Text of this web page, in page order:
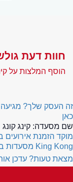
חוות דעת
הוסף המלצות על
זה העסק שלך? מגיעה
כאן
שם מסעדה: קינג קונג
מוקד הזמנת אירועים
King Kong מסעדות
מצאת טעות? עדכן